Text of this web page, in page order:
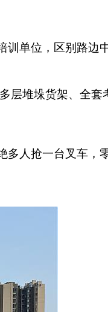
训单位，区别路边
堆垛货架、全
人抢一台叉车，